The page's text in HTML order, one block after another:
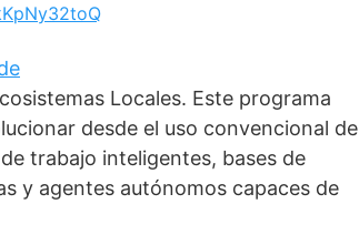
Locales. Este programa
desde el uso convencional de
trabajo inteligentes, bases de
y agentes autónomos capaces de